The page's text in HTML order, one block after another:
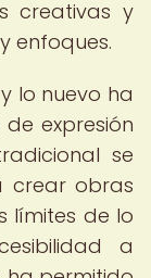
creativas y
enfoques.
lo nuevo ha
expresión
se
crear obras
límites de lo
a